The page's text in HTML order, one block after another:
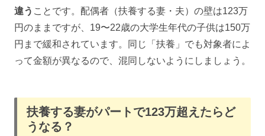
違う ことです。配偶者（扶養する妻・夫）の壁は123万
円のままですが、19〜22歳の大学生年代の子供は150万
円まで緩和されています。同じ「扶養」でも対象者によ
って金額が異なるので、混同しないようにしましょう。
扶養する妻がパートで123万超えたらど
うなる？